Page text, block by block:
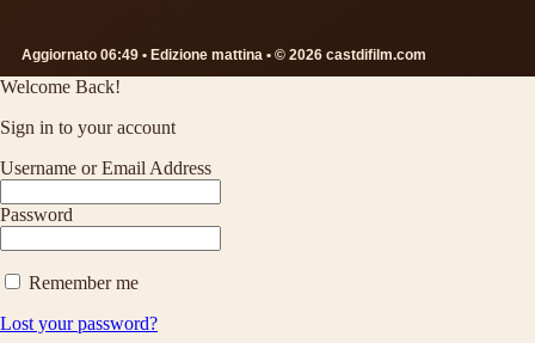
Aggiornato 06:49 • Edizione mattina • © 2026 castdifilm.com
Welcome Back!
Sign in to your account
Username or Email Address
Password
Remember me
Lost your password?